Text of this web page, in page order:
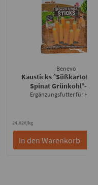
Benevo
Kausticks °Süßkartoffel
Spinat Grünkohl°-
Ergänzungsfutter für
24.92€/kg
In den Warenkorb